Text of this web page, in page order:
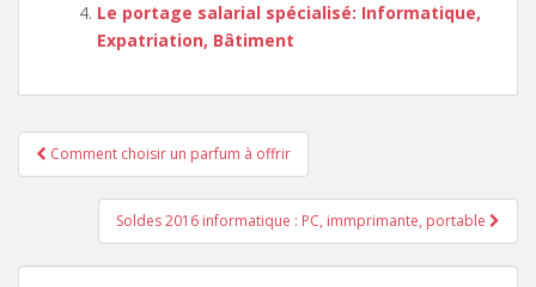
Le portage salarial spécialisé: Informatique,
Expatriation, Bâtiment
Navigation
de
l’article
Comment choisir un parfum à offrir
Soldes 2016 informatique : PC, immprimante, portable